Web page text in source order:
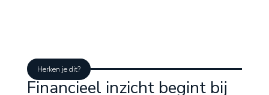
Herken je dit?
Financieel inzicht begint bij